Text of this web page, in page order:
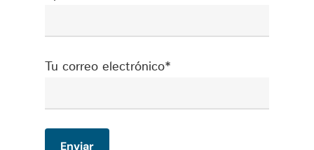
Tu correo electrónico*